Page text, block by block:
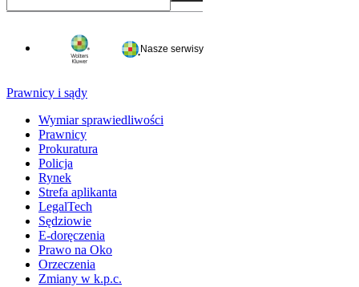
Nasze serwisy
Prawnicy i sądy
Wymiar sprawiedliwości
Prawnicy
Prokuratura
Policja
Rynek
Strefa aplikanta
LegalTech
Sędziowie
E-doręczenia
Prawo na Oko
Orzeczenia
Zmiany w k.p.c.